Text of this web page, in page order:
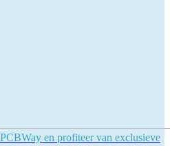
en profiteer van exclusieve